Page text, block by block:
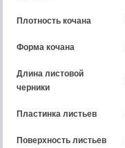
Плотность кочана
Форма кочана
Длина листовой
черники
Пластинка листьев
Поверхность листьев